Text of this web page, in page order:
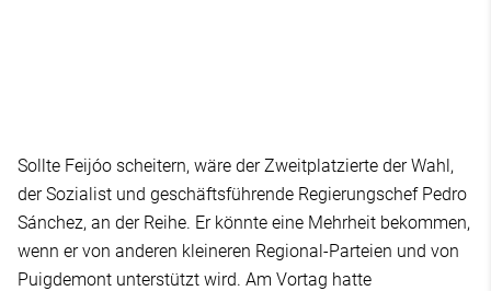
Sollte Feijóo scheitern, wäre der Zweitplatzierte der Wahl,
der Sozialist und geschäftsführende Regierungschef Pedro
Sánchez, an der Reihe. Er könnte eine Mehrheit bekommen,
wenn er von anderen kleineren Regional-Parteien und von
Puigdemont unterstützt wird. Am Vortag hatte